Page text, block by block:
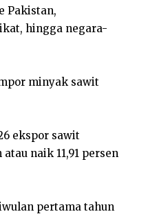
Pakistan,
hingga negara-
minyak sawit
ekspor sawit
naik 11,91 persen
pertama tahun